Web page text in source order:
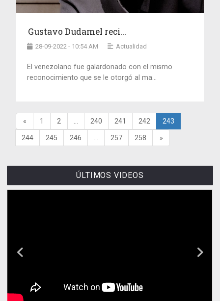
Gustavo Dudamel reci...
28-09-2022 - 10:54 AM Actualidad
El venezolano fue galardonado con el mismo
reconocimiento que se le otorgó al ma...
« 1 2 240 241 242 243
244 245 246 257 258 »
ÚLTIMOS VIDEOS